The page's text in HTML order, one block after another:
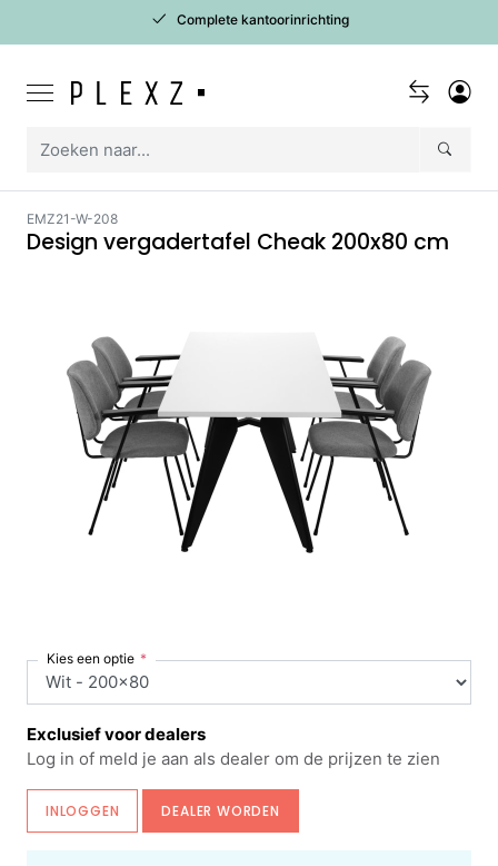
Complete kantoorinrichting
EMZ21-W-208
Design vergadertafel Cheak 200x80 cm
Kies een optie
Exclusief voor dealers
Log in of meld je aan als dealer om de prijzen te zien
INLOGGEN DEALER WORDEN